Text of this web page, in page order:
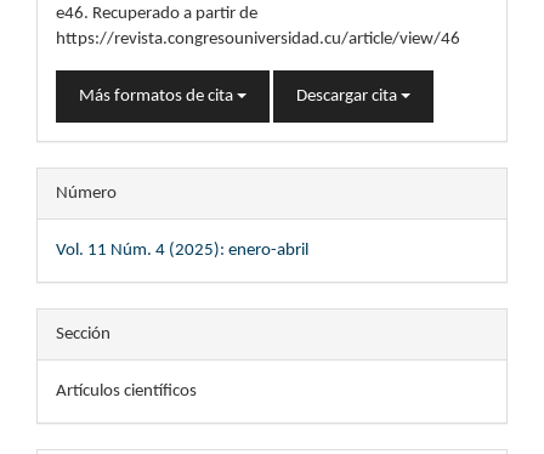
e46. Recuperado a partir de
https://revista.congresouniversidad.cu/article/view/46
Más formatos de cita Descargar cita
Número
Vol. 11 Núm. 4 (2025): enero-abril
Sección
Artículos científicos